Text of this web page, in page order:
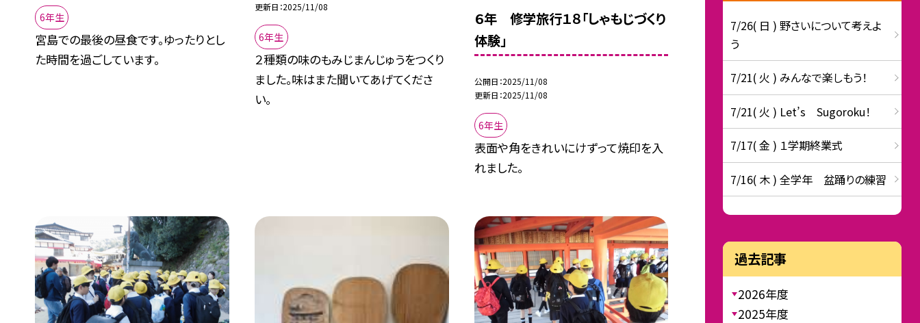
6年生
宮島での最後の昼食です。ゆったりとし
た時間を過ごしています。
更新日 2025/11/08
6年生
２種類の味のもみじまんじゅうをつくり
ました。味はまた聞いてあげてくださ
い。
６年 修学旅行１８「しゃもじづくり
体験」
公開日 2025/11/08
更新日 2025/11/08
6年生
表面や角をきれいにけずって焼印を入
れました。
7/26( 日 ) 野さいについて考えよ
う
7/21( 火 ) みんなで楽しもう！
7/21( 火 ) Let’s Sugoroku！
7/17( 金 ) １学期終業式
7/16( 木 ) 全学年 盆踊りの練習
過去記事
2026年度
2025年度